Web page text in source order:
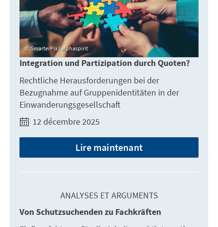
SmarterPix / alphaspirit
Integration und Partizipation durch Quoten?
Rechtliche Herausforderungen bei der
Bezugnahme auf Gruppenidentitäten in der
Einwanderungsgesellschaft
12 décembre 2025
Lire maintenant
ANALYSES ET ARGUMENTS
Von Schutzsuchenden zu Fachkräften